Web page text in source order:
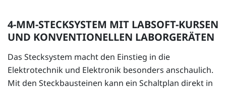
4-MM-STECKSYSTEM MIT LABSOFT-KURSEN
UND KONVENTIONELLEN LABORGERÄTEN
Das Stecksystem macht den Einstieg in die
Elektrotechnik und Elektronik besonders anschaulich.
Mit den Steckbausteinen kann ein Schaltplan direkt in